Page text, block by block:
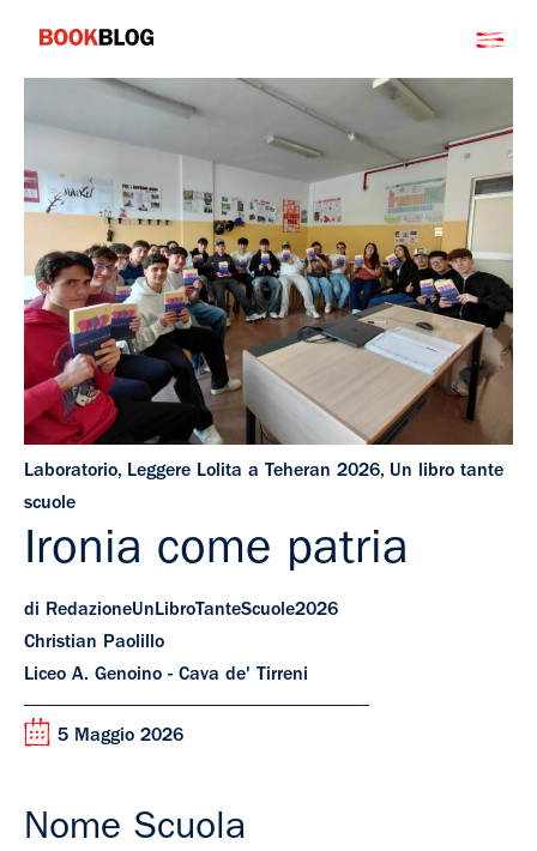
contenuto
Bookblog
Laboratorio, Leggere Lolita a Teheran 2026, Un libro tante
scuole
Ironia come patria
di RedazioneUnLibroTanteScuole2026
Christian Paolillo
Liceo A. Genoino - Cava de' Tirreni
5 Maggio 2026
Nome Scuola